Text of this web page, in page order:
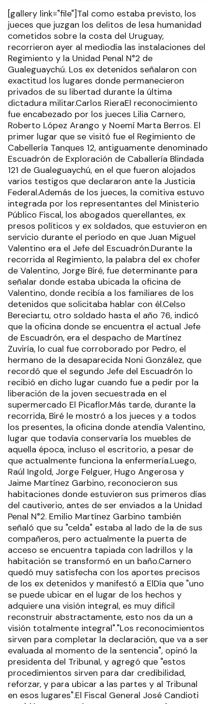
[gallery link="file"]Tal como estaba previsto, los
jueces que juzgan los delitos de lesa humanidad
cometidos sobre la costa del Uruguay,
recorrieron ayer al mediodía las instalaciones del
Regimiento y la Unidad Penal N°2 de
Gualeguaychú. Los ex detenidos señalaron con
exactitud los lugares donde permanecieron
privados de su libertad durante la última
dictadura militar.Carlos RieraEl reconocimiento
fue encabezado por los jueces Lilia Carnero,
Roberto López Arango y Noemí Marta Berros. El
primer lugar que se visitó fue el Regimiento de
Cabellería Tanques 12, antiguamente denominado
Escuadrón de Exploración de Caballería Blindada
121 de Gualeguaychú, en el que fueron alojados
varios testigos que declararon ante la Justicia
Federal.Además de los jueces, la comitiva estuvo
integrada por los representantes del Ministerio
Público Fiscal, los abogados querellantes, ex
presos políticos y ex soldados, que estuvieron en
servicio durante el período en que Juan Miguel
Valentino era el Jefe del Escuadrón.Durante la
recorrida al Regimiento, la palabra del ex chofer
de Valentino, Jorge Biré, fue determinante para
señalar donde estaba ubicada la oficina de
Valentino, donde recibía a los familiares de los
detenidos que solicitaba hablar con él.Celso
Bereciartu, otro soldado hasta el año 76, indicó
que la oficina donde se encuentra el actual Jefe
de Escuadrón, era el despacho de Martínez
Zuviría, lo cual fue corroborado por Pedro, el
hermano de la desaparecida Noni González, que
recordó que el segundo Jefe del Escuadrón lo
recibió en dicho lugar cuando fue a pedir por la
liberación de la joven secuestrada en el
supermercado El Picaflor.Más tarde, durante la
recorrida, Biré le mostró a los jueces y a todos
los presentes, la oficina donde atendía Valentino,
lugar que todavía conservaría los muebles de
aquella época, incluso el escritorio, a pesar de
que actualmente funciona la enfermería.Luego,
Raúl Ingold, Jorge Felguer, Hugo Angerosa y
Jaime Martínez Garbino, reconocieron sus
habitaciones donde estuvieron sus primeros días
del cautiverio, antes de ser enviados a la Unidad
Penal N°2. Emilio Martínez Garbino también
señaló que su "celda" estaba al lado de la de sus
compañeros, pero actualmente la puerta de
acceso se encuentra tapiada con ladrillos y la
habitación se transformó en un baño.Carnero
quedó muy satisfecha con los aportes precisos
de los ex detenidos y manifestó a ElDía que "uno
se puede ubicar en el lugar de los hechos y
adquiere una visión integral, es muy difícil
reconstruir abstractamente, esto nos da un a
visión totalmente integral"."Los reconocimientos
sirven para completar la declaración, que va a ser
evaluada al momento de la sentencia", opinó la
presidenta del Tribunal, y agregó que "estos
procedimientos sirven para dar credibilidad,
reforzar, y para ubicar a las partes y al Tribunal
en esos lugares".El Fiscal General José Candioti